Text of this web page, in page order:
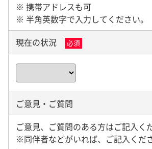
※ 携帯アドレスも可
※ 半角英数字で入力してください。
現在の状況
必須
ご意見・ご質問
ご意見、ご質問のある方はご記入く
※同伴者などがいれば、ご記入くだ